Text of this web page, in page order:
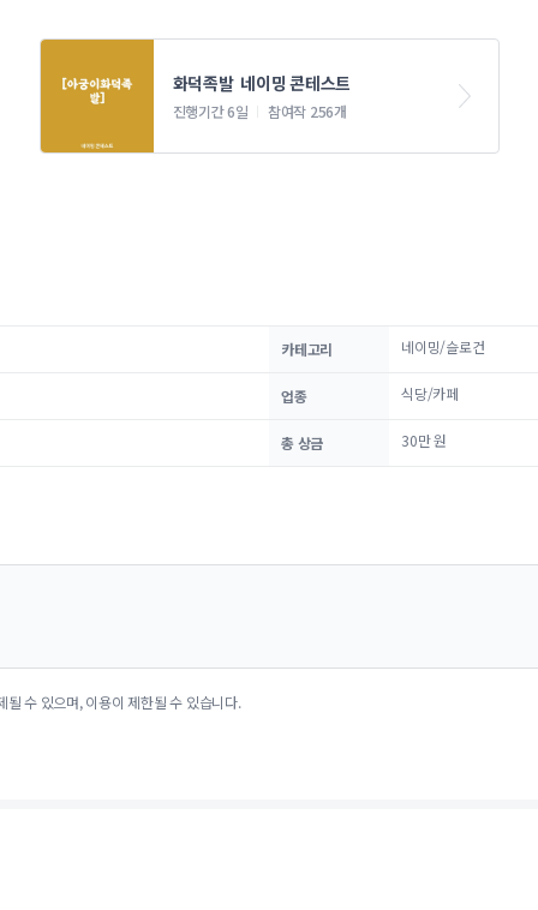
화덕족발  네이밍 콘테스트
진행기간 6일 참여작 256개
카테고리 네이밍/슬로건
업종 식당/카페
총 상금 30만 원
수 있으며, 이용이 제한될 수 있습니다.